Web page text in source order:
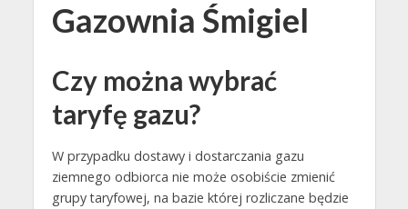
Gazownia Śmigiel
Czy można wybrać
taryfę gazu?
W przypadku dostawy i dostarczania gazu
ziemnego odbiorca nie może osobiście zmienić
grupy taryfowej, na bazie której rozliczane będzie